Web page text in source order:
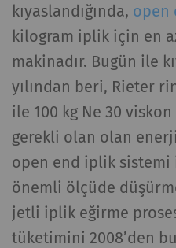
kıyaslandığında, open
kilogram iplik için en
makinadır. Bugün ile
yılından beri, Rieter
ile 100 kg Ne 30
gerekli olan olan
open end iplik sistemi
önemli ölçüde
jetli iplik eğirme
tüketimini 2008’den